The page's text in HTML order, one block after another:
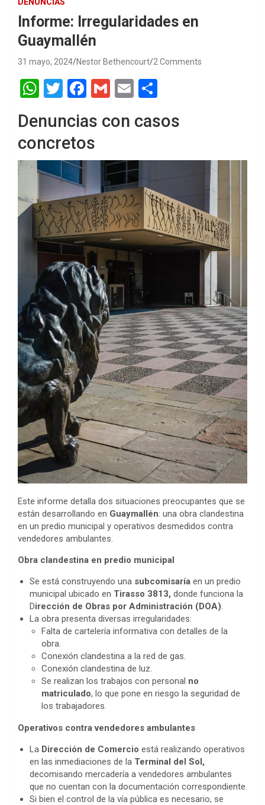
Informe: Irregularidades en
Guaymallén
31 mayo, 2024 Nestor Bethencourt 2 Comments
W
at
s
A
p
p
T
tt
er
F
ce
b
o
o
k
G
ail
E
ail ar
Denuncias con casos
concretos
Este informe detalla dos situaciones preocupantes que se
están desarrollando en Guaymallén: una obra clandestina
en un predio municipal y operativos desmedidos contra
vendedores ambulantes.
Obra clandestina en predio municipal
Se está construyendo una subcomisaría en un predio
municipal ubicado en Tirasso 3813, donde funciona la
Dirección de Obras por Administración (DOA).
La obra presenta diversas irregularidades:
Falta de cartelería informativa con detalles de la
obra.
Conexión clandestina a la red de gas.
Conexión clandestina de luz.
Se realizan los trabajos con personal no
matriculado, lo que pone en riesgo la seguridad de
los trabajadores.
Operativos contra vendedores ambulantes
La Dirección de Comercio está realizando operativos
en las inmediaciones de la Terminal del Sol,
decomisando mercadería a vendedores ambulantes
que no cuentan con la documentación correspondiente.
Si bien el control de la vía pública es necesario, se